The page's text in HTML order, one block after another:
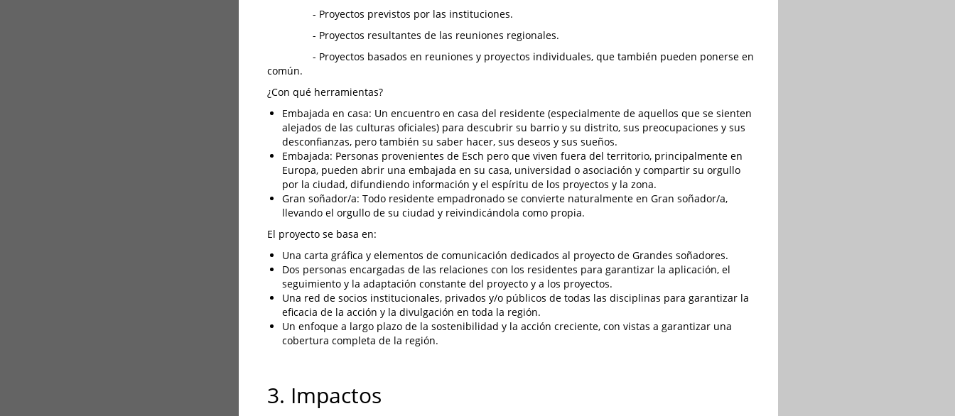
- Proyectos previstos por las instituciones.
- Proyectos resultantes de las reuniones regionales.
- Proyectos basados en reuniones y proyectos individuales, que también pueden ponerse en
común.
¿Con qué herramientas?
Embajada en casa: Un encuentro en casa del residente (especialmente de aquellos que se sienten
alejados de las culturas oficiales) para descubrir su barrio y su distrito, sus preocupaciones y sus
desconfianzas, pero también su saber hacer, sus deseos y sus sueños.
Embajada: Personas provenientes de Esch pero que viven fuera del territorio, principalmente en
Europa, pueden abrir una embajada en su casa, universidad o asociación y compartir su orgullo
por la ciudad, difundiendo información y el espíritu de los proyectos y la zona.
Gran soñador/a: Todo residente empadronado se convierte naturalmente en Gran soñador/a,
llevando el orgullo de su ciudad y reivindicándola como propia.
El proyecto se basa en:
Una carta gráfica y elementos de comunicación dedicados al proyecto de Grandes soñadores.
Dos personas encargadas de las relaciones con los residentes para garantizar la aplicación, el
seguimiento y la adaptación constante del proyecto y a los proyectos.
Una red de socios institucionales, privados y/o públicos de todas las disciplinas para garantizar la
eficacia de la acción y la divulgación en toda la región.
Un enfoque a largo plazo de la sostenibilidad y la acción creciente, con vistas a garantizar una
cobertura completa de la región.
3. Impactos